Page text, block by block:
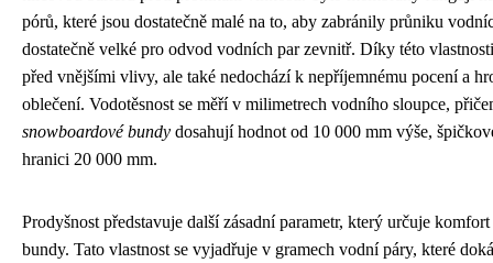
pórů, které jsou dostatečně malé na to, aby zabránily průniku
dostatečně velké pro odvod vodních par zevnitř. Díky této
před vnějšími vlivy, ale také nedochází k nepříjemnému pocení a
oblečení. Vodotěsnost se měří v milimetrech vodního sloupce,
snowboardové bundy dosahují hodnot od 10 000 mm výše,
hranici 20 000 mm.
Prodyšnost představuje další zásadní parametr, který určuje
bundy. Tato vlastnost se vyjadřuje v gramech vodní páry, které